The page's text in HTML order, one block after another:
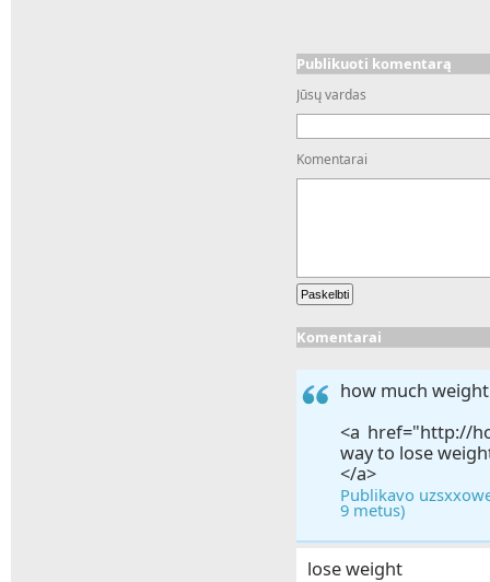
Publikuoti komentarą
Jūsų vardas
Komentarai
Komentarai
how much
<a href="http://
way to lose
</a>
Publikavo
9 metus)
lose weight